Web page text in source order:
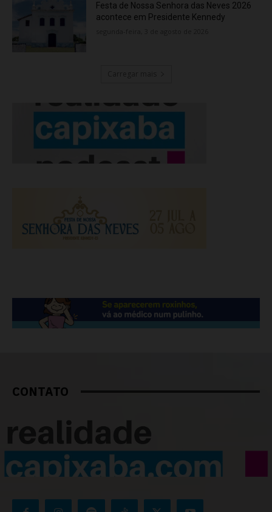
Festa de Nossa Senhora das Neves 2026
acontece em Presidente Kennedy
CONTATO